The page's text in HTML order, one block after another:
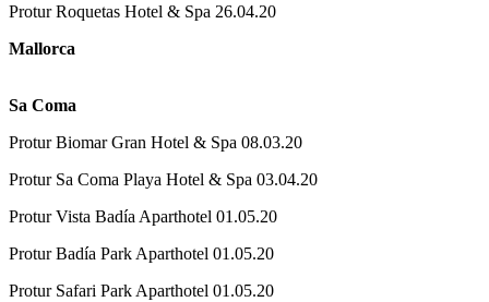
Protur Roquetas Hotel & Spa 26.04.20
Mallorca
Sa Coma
Protur Biomar Gran Hotel & Spa 08.03.20
Protur Sa Coma Playa Hotel & Spa 03.04.20
Protur Vista Badía Aparthotel 01.05.20
Protur Badía Park Aparthotel 01.05.20
Protur Safari Park Aparthotel 01.05.20